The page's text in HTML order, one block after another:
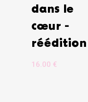
dans le
cœur -
réédition
16.00 €